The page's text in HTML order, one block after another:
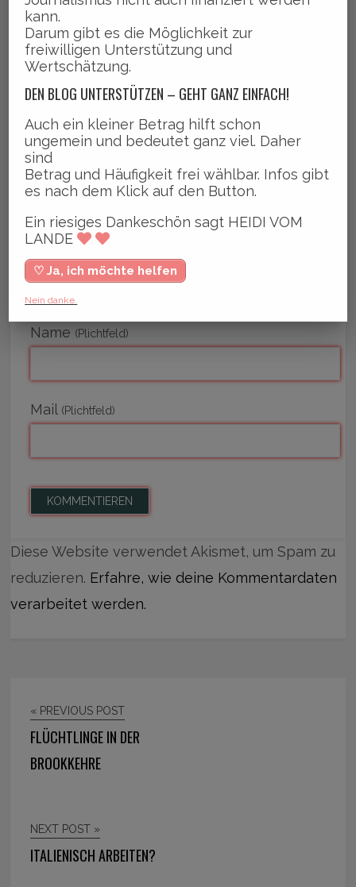
blühen und
wunderschön? LG Heidi
KOMMENTIEREN
Name (Plichtfeld)
Mail (Plichtfeld)
Diese Website verwendet Akismet, um Spam zu
reduzieren. Erfahre, wie deine Kommentardaten
verarbeitet werden.
« PREVIOUS POST
FLÜCHTLINGE IN DER
BROOKKEHRE
NEXT POST »
ITALIENISCH ARBEITEN?
kann.
Darum gibt es die Möglichkeit zur
freiwilligen Unterstützung und
Wertschätzung.
DEN BLOG UNTERSTÜTZEN – GEHT GANZ EINFACH!
Auch ein kleiner Betrag hilft schon
ungemein und bedeutet ganz viel. Daher
sind
Betrag und Häufigkeit frei wählbar. Infos gibt
es nach dem Klick auf den Button.
Ein riesiges Dankeschön sagt HEIDI VOM
LANDE
♡ Ja, ich möchte helfen
Nein danke.